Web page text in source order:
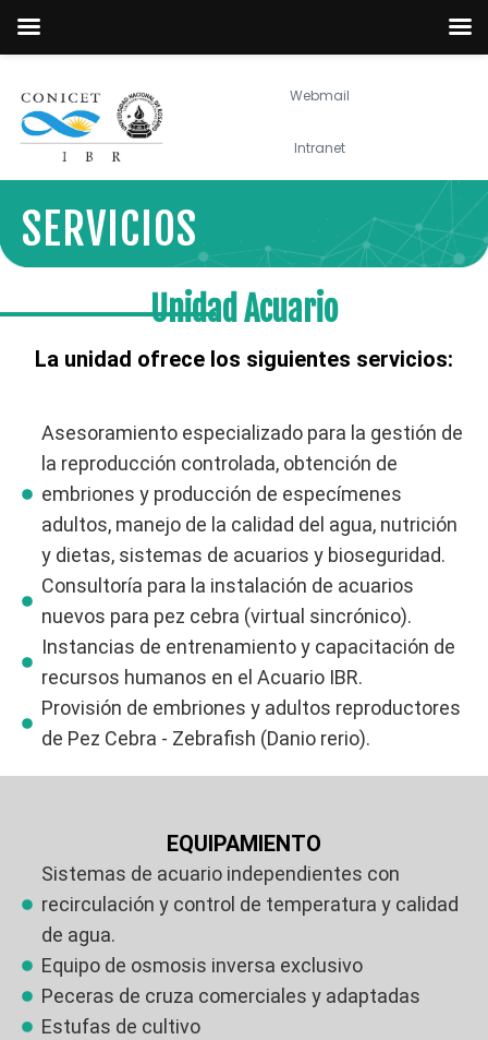
Webmail
Intranet
SERVICIOS
Unidad Acuario
La unidad ofrece los siguientes servicios:
Asesoramiento especializado para la gestión de
la reproducción controlada, obtención de
embriones y producción de especímenes
adultos, manejo de la calidad del agua, nutrición
y dietas, sistemas de acuarios y bioseguridad.
Consultoría para la instalación de acuarios
nuevos para pez cebra (virtual sincrónico).
Instancias de entrenamiento y capacitación de
recursos humanos en el Acuario IBR.
Provisión de embriones y adultos reproductores
de Pez Cebra - Zebrafish (Danio rerio).
EQUIPAMIENTO
Sistemas de acuario independientes con
recirculación y control de temperatura y calidad
de agua.
Equipo de osmosis inversa exclusivo
Peceras de cruza comerciales y adaptadas
Estufas de cultivo